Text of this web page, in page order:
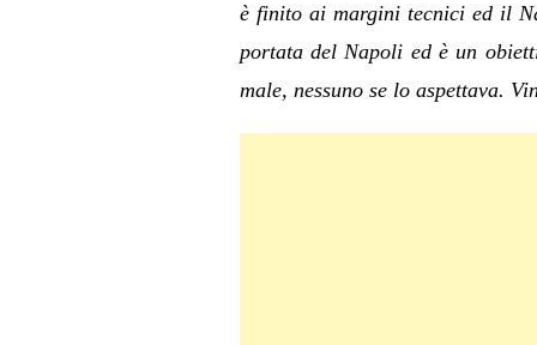
è finito ai margini tecnici ed il
portata del Napoli ed è un
male, nessuno se lo aspettava.